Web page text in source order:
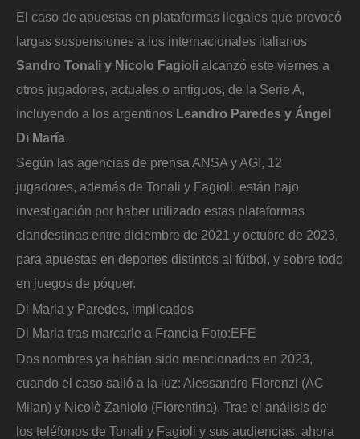
El caso de apuestas en plataformas ilegales que provocó
largas suspensiones a los internacionales italianos
Sandro Tonali y Nicolo Fagioli alcanzó este viernes a
otros jugadores, actuales o antiguos, de la Serie A,
incluyendo a los argentinos Leandro Paredes y Ángel
Di María.
Según las agencias de prensa ANSA y AGI, 12
jugadores, además de Tonali y Fagioli, están bajo
investigación por haber utilizado estas plataformas
clandestinas entre diciembre de 2021 y octubre de 2023,
para apuestas en deportes distintos al fútbol, y sobre todo
en juegos de póquer.
Di Maria y Paredes, implicados
Di Maria tras marcarle a Francia Foto:EFE
Dos nombres ya habían sido mencionados en 2023,
cuando el caso salió a la luz: Alessandro Florenzi (AC
Milan) y Nicolò Zaniolo (Fiorentina). Tras el análisis de
los teléfonos de Tonali y Fagioli y sus audiencias, ahora